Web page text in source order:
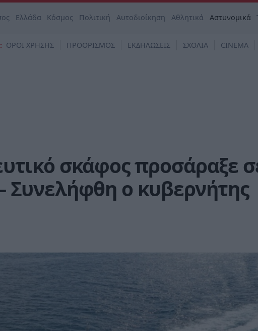
Ελλάδα Κόσμος Πολιτική Αυτοδιοίκηση Αθλητικά Αστυνομικά
ΟΡΟΙ ΧΡΗΣΗΣ ΠΡΟΟΡΙΣΜΟΣ ΕΚΔΗΛΩΣΕΙΣ ΣΧΟΛΙΑ CINEMA
σκάφος προσάραξε
Συνελήφθη ο κυβερνήτης